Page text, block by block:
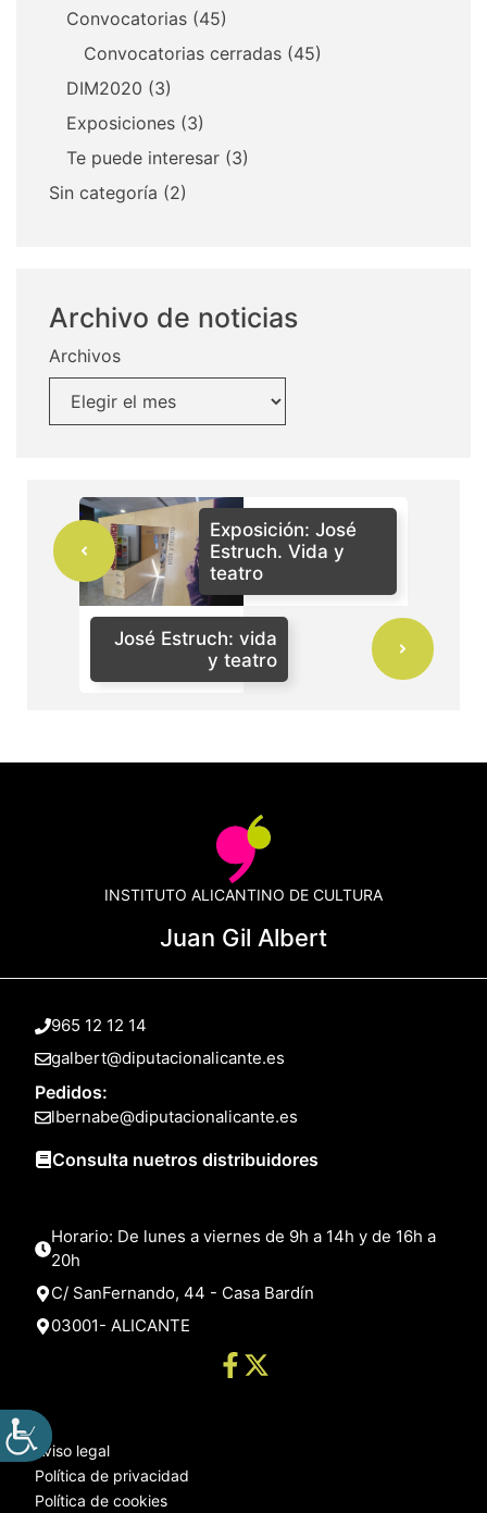
Convocatorias (45)
Convocatorias cerradas (45)
DIM2020 (3)
Exposiciones (3)
Te puede interesar (3)
Sin categoría (2)
Archivo de noticias
Archivos
Exposición: José
Estruch. Vida y
teatro
José Estruch: vida
y teatro
INSTITUTO ALICANTINO DE CULTURA
Juan Gil Albert
965 12 12 14
galbert@diputacionalicante.es
Pedidos:
lbernabe@diputacionalicante.es
Consulta nuetros distribuidores
Horario: De lunes a viernes de 9h a 14h y de 16h a
20h
C/ SanFernando, 44 - Casa Bardín
03001- ALICANTE
Aviso legal
Política de privacidad
Política de cookies